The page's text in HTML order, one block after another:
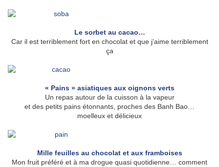
Le sorbet au cacao…
Car il est terriblement fort en chocolat et que j’aime terriblement
ça
« Pains » asiatiques aux oignons verts
Un repas autour de la cuisson à la vapeur
et des petits pains étonnants, proches des Banh Bao…
moelleux et délicieux
Mille feuilles au chocolat et aux framboises
Mon fruit préféré et à ma drogue quasi quotidienne… comment